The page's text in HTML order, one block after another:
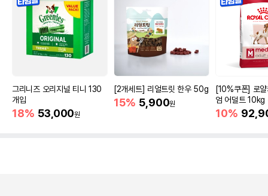
그리니즈 오리지널 티니 130
개입
18% 53,000원
[2개세트] 리얼트릿 한우 50g
15% 5,900원
[10%쿠폰] 로
엄 어덜트 10kg
증진
10%